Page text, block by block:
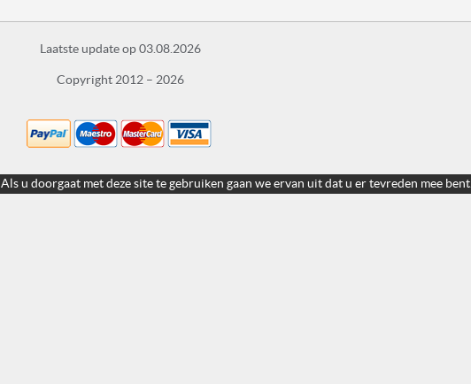
Laatste update op 03.08.2026
Copyright 2012 – 2026
u doorgaat met deze site te gebruiken gaan we ervan uit dat u er tevreden mee bent.